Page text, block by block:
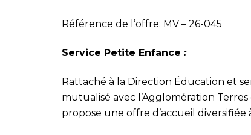
Référence de l’offre: MV – 26-045
Service Petite Enfance :
Rattaché à la Direction Éducation et
mutualisé avec l’Agglomération
propose une offre d’accueil